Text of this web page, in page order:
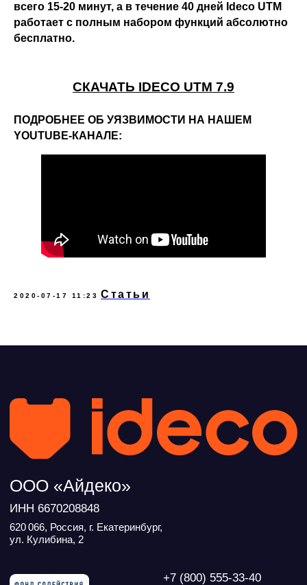
всего 15-20 минут, а в течение 40 дней Ideco UTM
работает с полным набором функций абсолютно
бесплатно.
СКАЧАТЬ IDECO UTM 7.9
ПОДРОБНЕЕ ОБ УЯЗВИМОСТИ НА НАШЕМ
YOUTUBE-КАНАЛЕ:
2020-07-17 11:23 Статьи